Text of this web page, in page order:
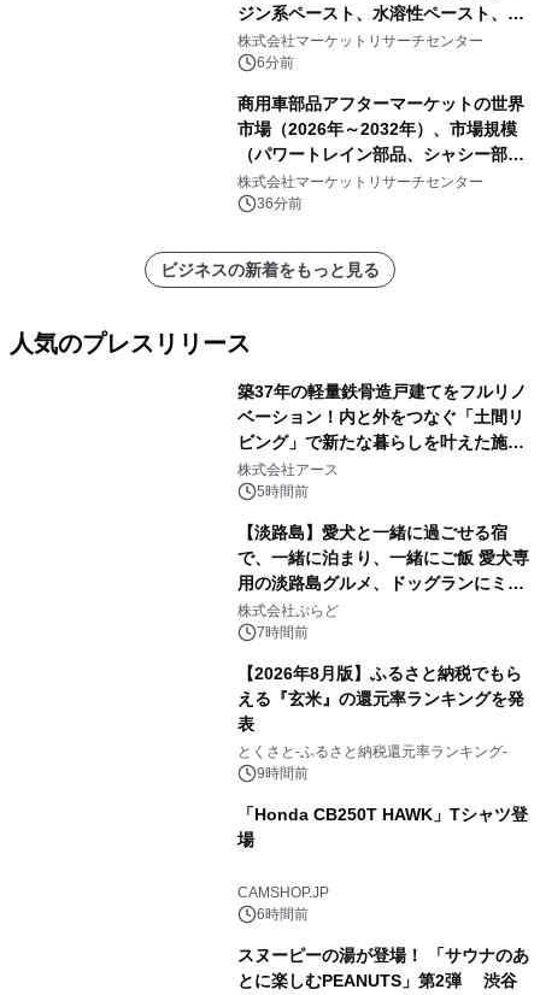
ジン系ペースト、水溶性ペースト、ノ
ークリーンペースト）・分析レポート
を発表
株式会社マーケットリサーチセンター
6分前
商用車部品アフターマーケットの世界
市場（2026年～2032年）、市場規模
（パワートレイン部品、シャシー部
品、ボディ・キャビン部品、電気・電
子部品、インテリア・快適性部品）・
株式会社マーケットリサーチセンター
36分前
ビジネスの新着をもっと見る
人気のプレスリリース
築37年の軽量鉄骨造戸建てをフルリノ
ベーション！内と外をつなぐ「土間リ
ビング」で新たな暮らしを叶えた施工
事例を株式会社アースが公開
株式会社アース
5時間前
【淡路島】愛犬と一緒に過ごせる宿
で、一緒に泊まり、一緒にご飯 愛犬専
用の淡路島グルメ、ドッグランにミニ
プール グランピングとトレーラーハウ
スの2施設で
株式会社ぷらど
7時間前
【2026年8月版】ふるさと納税でもら
える『玄米』の還元率ランキングを発
表
とくさと-ふるさと納税還元率ランキング-
9時間前
「Honda CB250T HAWK」Tシャツ登
場
CAMSHOP.JP
6時間前
スヌーピーの湯が登場！ 「サウナのあ
とに楽しむPEANUTS」第2弾 渋谷